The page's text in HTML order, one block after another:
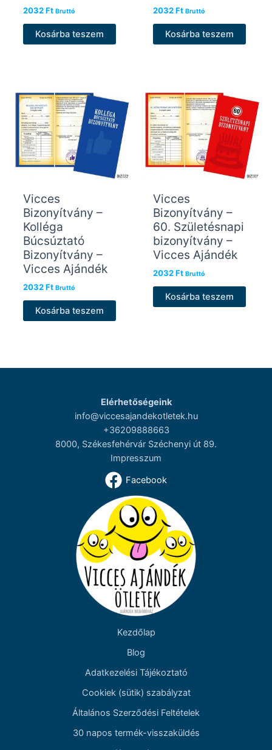
2032Ft Bruttó
Kosárba teszem
2032Ft Bruttó
Kosárba teszem
Vicces
Bizonyítvány –
Kolléga
Búcsúztató
Bizonyítvány –
Vicces Ajándék
2032Ft Bruttó
Kosárba teszem
Vicces
Bizonyítvány –
60. Születésnapi
bizonyítvány –
Vicces Ajándék
2032Ft Bruttó
Kosárba teszem
Elérhetőségeink
info@viccesajandekotletek.hu
+36209888663
8000, Székesfehérvár Széchenyi út 89.
Impresszum
Facebook
Kezdőlap
Blog
Adatkezelési Tájékoztató
Cookiek (sütik) szabályzat
Általános Szerződési Feltételek
30 napos termék-visszaküldés